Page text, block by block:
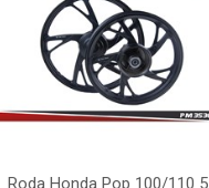
Roda Honda Pop 100/110 5